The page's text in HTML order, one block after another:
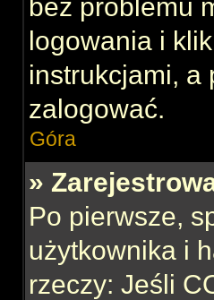
bez problemu
logowania i
instrukcjami, a
zalogować.
Góra
»
Po pierwsze,
użytkownika i
rzeczy: Jeśli